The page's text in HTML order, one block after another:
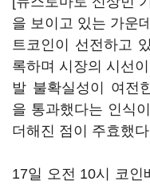
을 보이고 있는 가운
트코인이 선전하고
록하며 시장의 시선
발 불확실성이 여전
을 통과했다는 인식
더해진 점이 주효했
17일 오전 10시 코인